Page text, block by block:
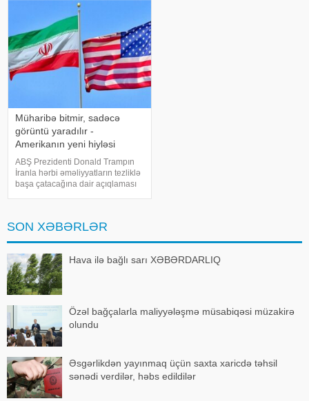
ictimai müzakirələrə səbəb olub. .
Deputat Şah İsmayılın adını
daşıyan ordeni
Müharibə bitmir, sadəcə
görüntü yaradılır -
Amerikanın yeni hiyləsi
ABŞ Prezidenti Donald Trampın
İranla hərbi əməliyyatların tezliklə
başa çatacağına dair açıqlaması
əsas məsələlər üzrə həl
SON XƏBƏRLƏR
Hava ilə bağlı sarı XƏBƏRDARLIQ
Özəl bağçalarla maliyyələşmə müsabiqəsi müzakirə
olundu
Əsgərlikdən yayınmaq üçün saxta xaricdə təhsil
sənədi verdilər, həbs edildilər